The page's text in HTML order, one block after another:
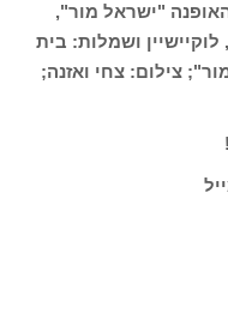
2012 של בית האופנה "ישראל מור",
ושמלות: בית
צילום: צחי ואזנה;